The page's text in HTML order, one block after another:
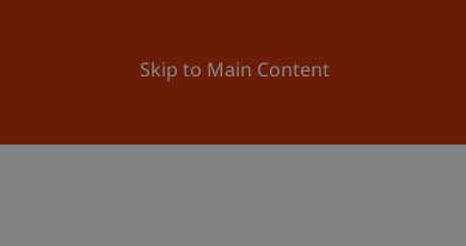
Skip to Main Content
University News and Events